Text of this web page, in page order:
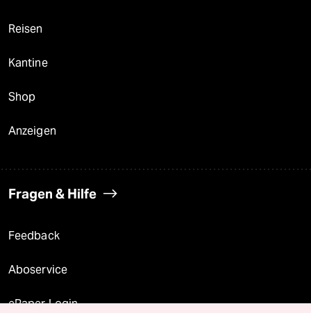
Reisen
Kantine
Shop
Anzeigen
Fragen & Hilfe
Feedback
Aboservice
ePaper Login